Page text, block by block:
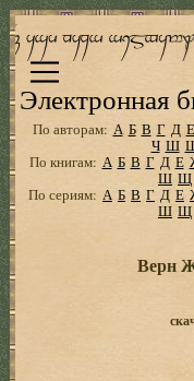
Электронная
По авторам: А Б В Г Д Е
Ч Ш
По книгам: А Б В Г Д Е
Ш Щ
По сериям: А Б В Г Д Е
Ш Щ
Верн